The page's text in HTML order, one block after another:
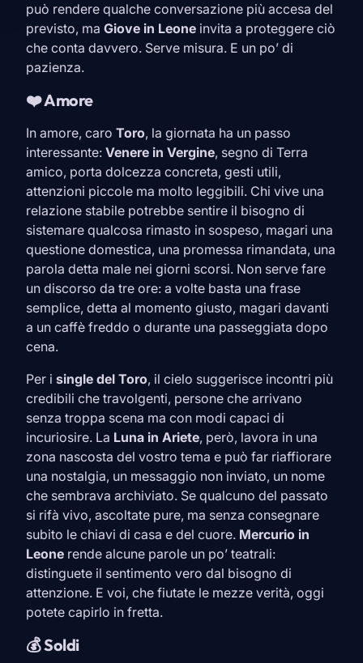
può rendere qualche conversazione più accesa del
previsto, ma Giove in Leone invita a proteggere ciò
che conta davvero. Serve misura. E un po’ di
pazienza.
❤️ Amore
In amore, caro Toro, la giornata ha un passo
interessante: Venere in Vergine, segno di Terra
amico, porta dolcezza concreta, gesti utili,
attenzioni piccole ma molto leggibili. Chi vive una
relazione stabile potrebbe sentire il bisogno di
sistemare qualcosa rimasto in sospeso, magari una
questione domestica, una promessa rimandata, una
parola detta male nei giorni scorsi. Non serve fare
un discorso da tre ore: a volte basta una frase
semplice, detta al momento giusto, magari davanti
a un caffè freddo o durante una passeggiata dopo
cena.
Per i single del Toro, il cielo suggerisce incontri più
credibili che travolgenti, persone che arrivano
senza troppa scena ma con modi capaci di
incuriosire. La Luna in Ariete, però, lavora in una
zona nascosta del vostro tema e può far riaffiorare
una nostalgia, un messaggio non inviato, un nome
che sembrava archiviato. Se qualcuno del passato
si rifà vivo, ascoltate pure, ma senza consegnare
subito le chiavi di casa e del cuore. Mercurio in
Leone rende alcune parole un po’ teatrali:
distinguete il sentimento vero dal bisogno di
attenzione. E voi, che fiutate le mezze verità, oggi
potete capirlo in fretta.
💰 Soldi